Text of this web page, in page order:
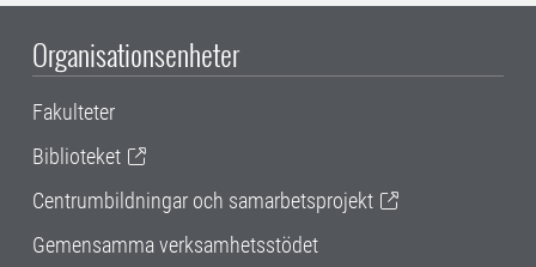
Organisationsenheter
Fakulteter
Biblioteket
Centrumbildningar och samarbetsprojekt
Gemensamma verksamhetsstödet